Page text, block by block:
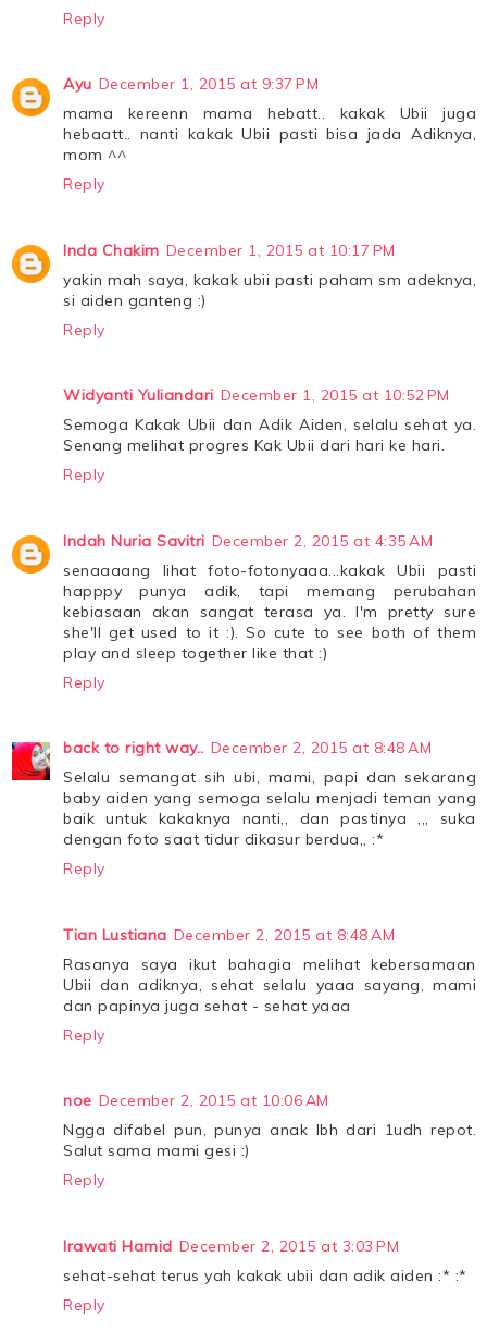
Reply
Ayu December 1, 2015 at 9:37 PM
mama kereenn mama hebatt.. kakak Ubii juga
hebaatt.. nanti kakak Ubii pasti bisa jada Adiknya,
mom ^^
Reply
Inda Chakim December 1, 2015 at 10:17 PM
yakin mah saya, kakak ubii pasti paham sm adeknya,
si aiden ganteng :)
Reply
Widyanti Yuliandari December 1, 2015 at 10:52 PM
Semoga Kakak Ubii dan Adik Aiden, selalu sehat ya.
Senang melihat progres Kak Ubii dari hari ke hari.
Reply
Indah Nuria Savitri December 2, 2015 at 4:35 AM
senaaaang lihat foto-fotonyaaa...kakak Ubii pasti
happpy punya adik, tapi memang perubahan
kebiasaan akan sangat terasa ya. I'm pretty sure
she'll get used to it :). So cute to see both of them
play and sleep together like that :)
Reply
back to right way.. December 2, 2015 at 8:48 AM
Selalu semangat sih ubi, mami, papi dan sekarang
baby aiden yang semoga selalu menjadi teman yang
baik untuk kakaknya nanti,, dan pastinya ,,, suka
dengan foto saat tidur dikasur berdua,, :*
Reply
Tian Lustiana December 2, 2015 at 8:48 AM
Rasanya saya ikut bahagia melihat kebersamaan
Ubii dan adiknya, sehat selalu yaaa sayang, mami
dan papinya juga sehat - sehat yaaa
Reply
noe December 2, 2015 at 10:06 AM
Ngga difabel pun, punya anak lbh dari 1udh repot.
Salut sama mami gesi :)
Reply
Irawati Hamid December 2, 2015 at 3:03 PM
sehat-sehat terus yah kakak ubii dan adik aiden :* :*
Reply